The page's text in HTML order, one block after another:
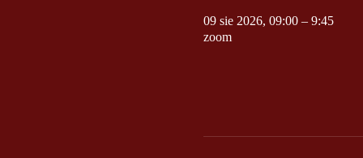
09 sie 2026, 09:00 – 9:45
zoom